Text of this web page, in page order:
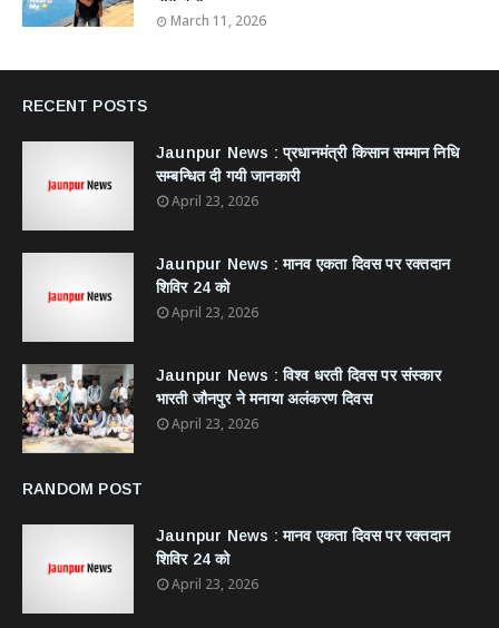
March 11, 2026
RECENT POSTS
Jaunpur News : ​प्रधानमंत्री किसान सम्मान निधि
सम्बन्धित दी गयी जानकारी
April 23, 2026
Jaunpur News : ​मानव एकता दिवस पर रक्तदान
शिविर 24 को
April 23, 2026
Jaunpur News : विश्व धरती दिवस पर संस्कार
भारती जौनपुर ने मनाया अलंकरण दिवस
April 23, 2026
RANDOM POST
Jaunpur News : ​मानव एकता दिवस पर रक्तदान
शिविर 24 को
April 23, 2026